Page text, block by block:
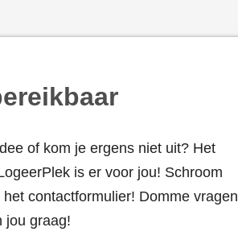
of kom je ergens niet uit? Het
is er voor jou! Schroom
contactformulier! Domme vragen
jou graag!